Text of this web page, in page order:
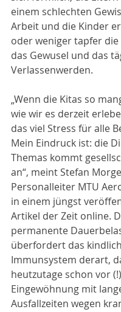
einem schlechten
Arbeit und die Kinder
oder weniger tapfer die
das Gewusel und das
Verlassenwerden.
„Wenn die Kitas so
wie wir es derzeit
das viel Stress für alle
Mein Eindruck ist: die
Themas kommt
an“, meint Stefan
Personalleiter MTU
in einem jüngst
Artikel der Zeit online.
permanente
überfordert das
Immunsystem derart,
heutzutage schon vor
Eingewöhnung mit
Ausfallzeiten wegen